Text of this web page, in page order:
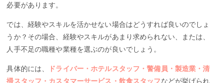
必要があります。
では、経験やスキルを活かせない場合はどうすれば良いのでしょ
うか？その場合、経験やスキルがあまり求められない、または、
人手不足の職種や業種を選ぶのが良いでしょう。
具体的には、
ドライバー・ホテルスタッフ・警備員・製造業・清
掃スタッフ・カスタマーサービス・飲食スタッフなどが挙げられ